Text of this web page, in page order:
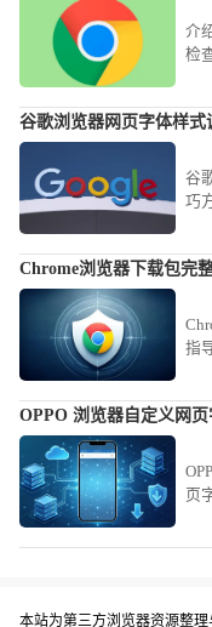
介
检
谷歌浏览器网页字体样
谷
巧
Chrome浏览器下载包完
指
OPPO 浏览器自定义网
页
本站为第三方浏览器资源整